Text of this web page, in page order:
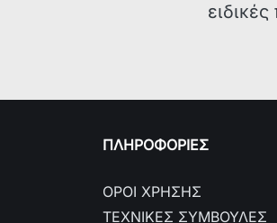
ΠΛΗΡΟΦΟΡΙΕΣ
ΟΡΟΙ ΧΡΗΣΗΣ
ΤΕΧΝΙΚΕΣ ΣΥΜΒΟΥΛΕΣ